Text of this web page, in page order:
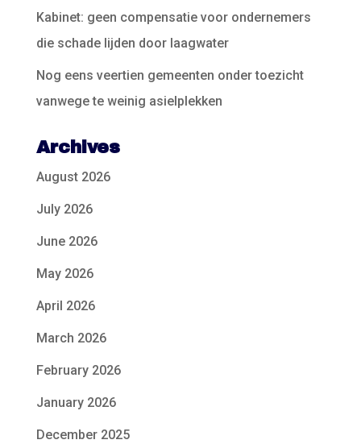
Kabinet: geen compensatie voor ondernemers
die schade lijden door laagwater
Nog eens veertien gemeenten onder toezicht
vanwege te weinig asielplekken
Archives
August 2026
July 2026
June 2026
May 2026
April 2026
March 2026
February 2026
January 2026
December 2025